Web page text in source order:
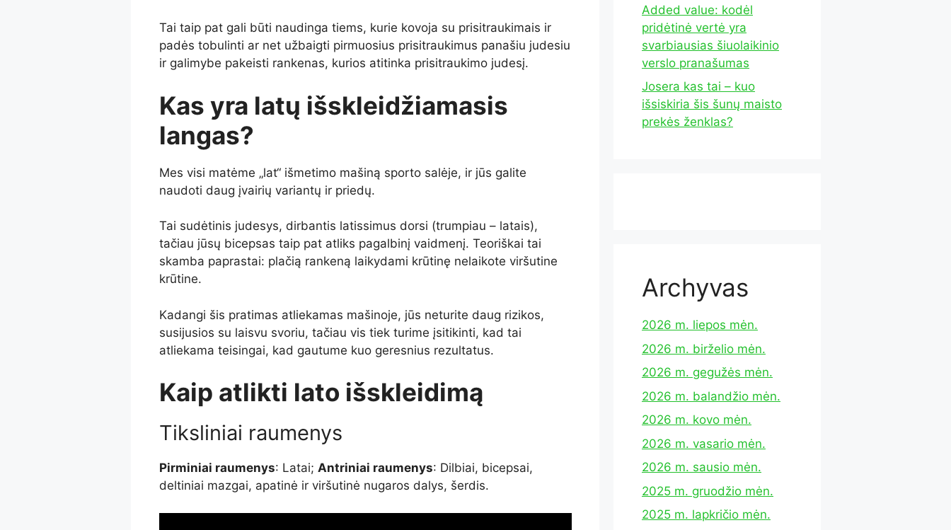
Tai taip pat gali būti naudinga tiems, kurie kovoja su prisitraukimais ir
padės tobulinti ar net užbaigti pirmuosius prisitraukimus panašiu judesiu
ir galimybe pakeisti rankenas, kurios atitinka prisitraukimo judesį.
Kas yra latų išskleidžiamasis
langas?
Mes visi matėme „lat“ išmetimo mašiną sporto salėje, ir jūs galite
naudoti daug įvairių variantų ir priedų.
Tai sudėtinis judesys, dirbantis latissimus dorsi (trumpiau – latais),
tačiau jūsų bicepsas taip pat atliks pagalbinį vaidmenį. Teoriškai tai
skamba paprastai: plačią rankeną laikydami krūtinę nelaikote viršutine
krūtine.
Kadangi šis pratimas atliekamas mašinoje, jūs neturite daug rizikos,
susijusios su laisvu svoriu, tačiau vis tiek turime įsitikinti, kad tai
atliekama teisingai, kad gautume kuo geresnius rezultatus.
Kaip atlikti lato išskleidimą
Tiksliniai raumenys
Pirminiai raumenys: Latai; Antriniai raumenys: Dilbiai, bicepsai,
deltiniai mazgai, apatinė ir viršutinė nugaros dalys, šerdis.
Added value: kodėl
pridėtinė vertė yra
svarbiausias šiuolaikinio
verslo pranašumas
Josera kas tai – kuo
išsiskiria šis šunų maisto
prekės ženklas?
Archyvas
2026 m. liepos mėn.
2026 m. birželio mėn.
2026 m. gegužės mėn.
2026 m. balandžio mėn.
2026 m. kovo mėn.
2026 m. vasario mėn.
2026 m. sausio mėn.
2025 m. gruodžio mėn.
2025 m. lapkričio mėn.